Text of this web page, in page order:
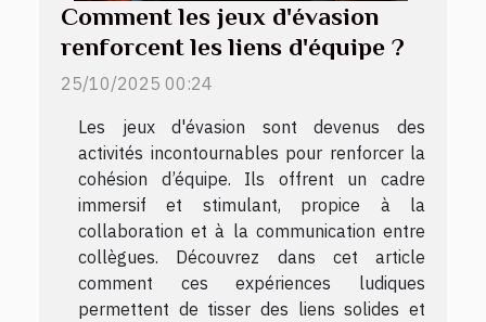
Comment les jeux d'évasion
renforcent les liens d'équipe ?
25/10/2025 00:24
Les jeux d'évasion sont devenus des
activités incontournables pour renforcer la
cohésion d’équipe. Ils offrent un cadre
immersif et stimulant, propice à la
collaboration et à la communication entre
collègues. Découvrez dans cet article
comment ces expériences ludiques
permettent de tisser des liens solides et